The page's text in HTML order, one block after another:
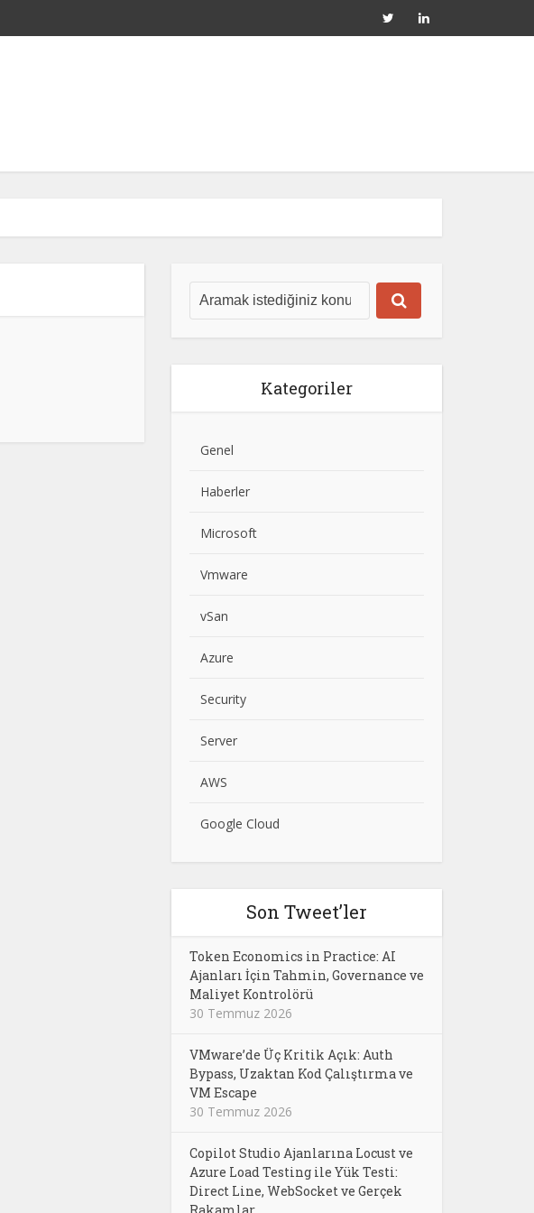
Kategoriler
Genel
Haberler
Microsoft
Vmware
vSan
Azure
Security
Server
AWS
Google Cloud
Son Tweet’ler
Token Economics in Practice: AI
Ajanları İçin Tahmin, Governance ve
Maliyet Kontrolörü
30 Temmuz 2026
VMware’de Üç Kritik Açık: Auth
Bypass, Uzaktan Kod Çalıştırma ve
VM Escape
30 Temmuz 2026
Copilot Studio Ajanlarına Locust ve
Azure Load Testing ile Yük Testi:
Direct Line, WebSocket ve Gerçek